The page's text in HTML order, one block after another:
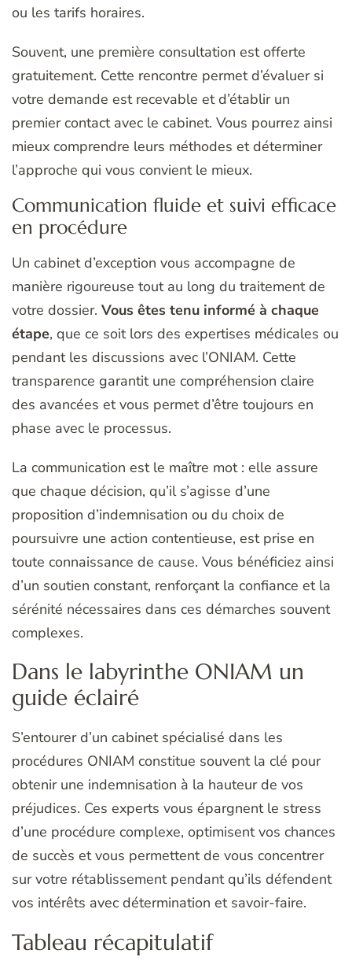
ou les tarifs horaires.
Souvent, une première consultation est offerte
gratuitement. Cette rencontre permet d’évaluer si
votre demande est recevable et d’établir un
premier contact avec le cabinet. Vous pourrez ainsi
mieux comprendre leurs méthodes et déterminer
l’approche qui vous convient le mieux.
Communication fluide et suivi efficace
en procédure
Un cabinet d’exception vous accompagne de
manière rigoureuse tout au long du traitement de
votre dossier. Vous êtes tenu informé à chaque
étape, que ce soit lors des expertises médicales ou
pendant les discussions avec l’ONIAM. Cette
transparence garantit une compréhension claire
des avancées et vous permet d’être toujours en
phase avec le processus.
La communication est le maître mot : elle assure
que chaque décision, qu’il s’agisse d’une
proposition d’indemnisation ou du choix de
poursuivre une action contentieuse, est prise en
toute connaissance de cause. Vous bénéficiez ainsi
d’un soutien constant, renforçant la confiance et la
sérénité nécessaires dans ces démarches souvent
complexes.
Dans le labyrinthe ONIAM un
guide éclairé
S’entourer d’un cabinet spécialisé dans les
procédures ONIAM constitue souvent la clé pour
obtenir une indemnisation à la hauteur de vos
préjudices. Ces experts vous épargnent le stress
d’une procédure complexe, optimisent vos chances
de succès et vous permettent de vous concentrer
sur votre rétablissement pendant qu’ils défendent
vos intérêts avec détermination et savoir-faire.
Tableau récapitulatif